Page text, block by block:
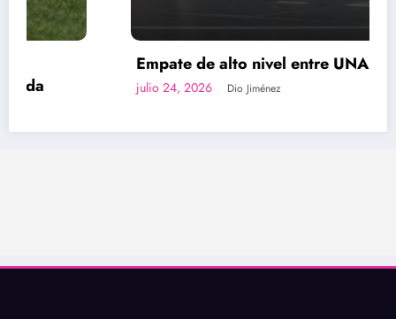
Empate de alto nivel entre UNA y Zarcero
julio 24, 2026 Dio Jiménez